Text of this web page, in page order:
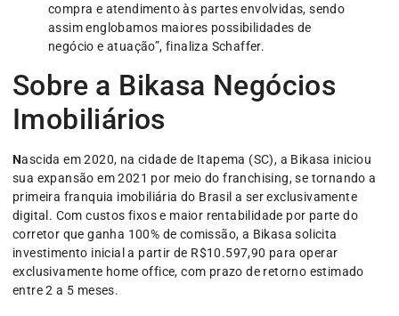
compra e atendimento às partes envolvidas, sendo
assim englobamos maiores possibilidades de
negócio e atuação”, finaliza Schaffer.
Sobre a Bikasa Negócios
Imobiliários
Nascida em 2020, na cidade de Itapema (SC), a Bikasa iniciou
sua expansão em 2021 por meio do franchising, se tornando a
primeira franquia imobiliária do Brasil a ser exclusivamente
digital. Com custos fixos e maior rentabilidade por parte do
corretor que ganha 100% de comissão, a Bikasa solicita
investimento inicial a partir de R$10.597,90 para operar
exclusivamente home office, com prazo de retorno estimado
entre 2 a 5 meses.